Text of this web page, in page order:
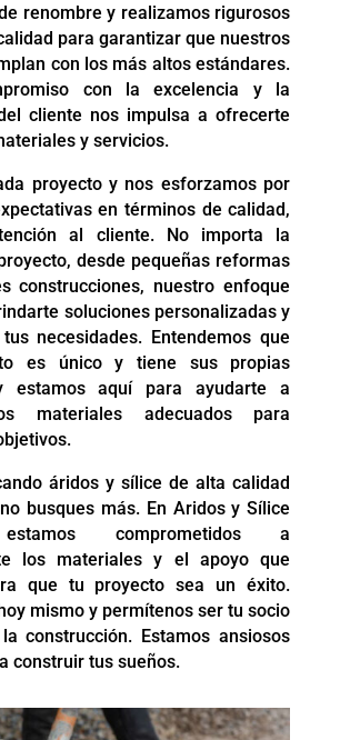
renombre y realizamos rigurosos
para garantizar que nuestros
con los más altos estándares.
con la excelencia y la
cliente nos impulsa a ofrecerte
y servicios.
proyecto y nos esforzamos por
en términos de calidad,
al cliente. No importa la
desde pequeñas reformas
construcciones, nuestro enfoque
soluciones personalizadas y
necesidades. Entendemos que
es único y tiene sus propias
estamos aquí para ayudarte a
materiales adecuados para
áridos y sílice de alta calidad
busques más. En Aridos y Sílice
comprometidos a
los materiales y el apoyo que
que tu proyecto sea un éxito.
mismo y permítenos ser tu socio
construcción. Estamos ansiosos
construir tus sueños.